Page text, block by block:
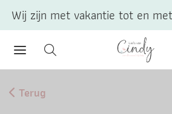
Terug
Wij zijn met vakantie tot en